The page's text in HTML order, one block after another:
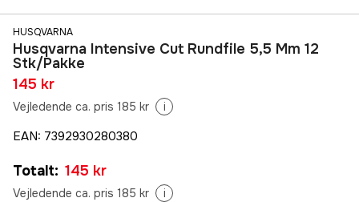
HUSQVARNA
Husqvarna Intensive Cut Rundfile 5,5 Mm 12
Stk/Pakke
145 kr
Vejledende ca. pris 185 kr i
EAN: 7392930280380
Totalt: 145 kr
Vejledende ca. pris 185 kr i